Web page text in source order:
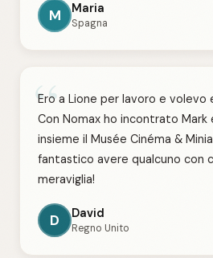
M Maria
Spagna
“
Ero a Lione per lavoro e volevo
Con Nomax ho incontrato
insieme il Musée Cinéma &
fantastico avere qualcuno con
meraviglia!
D David
Regno Unito